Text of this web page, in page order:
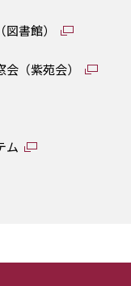
書館）
（紫苑会）
ム